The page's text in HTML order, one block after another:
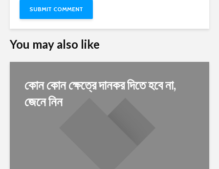
You may also like
কোন কোন ক্ষেত্রে দানকর দিতে হবে না,
জেনে নিন